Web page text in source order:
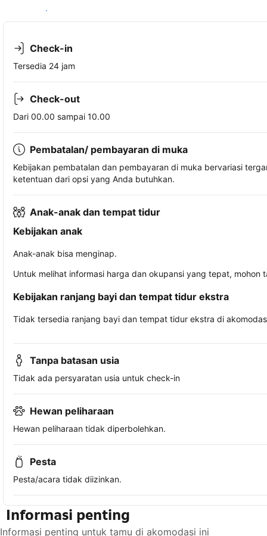
Lihat ketersediaan
Check-in
Tersedia 24 jam
Check-out
Dari 00.00 sampai 10.00
Pembatalan/ pembayaran di muka
Kebijakan pembatalan dan pembayaran di muka bervariasi
ketentuan dari opsi yang Anda butuhkan.
Anak-anak dan tempat tidur
Kebijakan anak
Anak-anak bisa menginap.
Untuk melihat informasi harga dan okupansi yang tepat,
Kebijakan ranjang bayi dan tempat tidur ekstra
Tidak tersedia ranjang bayi dan tempat tidur ekstra di
Tanpa batasan usia
Tidak ada persyaratan usia untuk check-in
Hewan peliharaan
Hewan peliharaan tidak diperbolehkan.
Pesta
Pesta/acara tidak diizinkan.
Informasi penting
Informasi penting untuk tamu di akomodasi ini